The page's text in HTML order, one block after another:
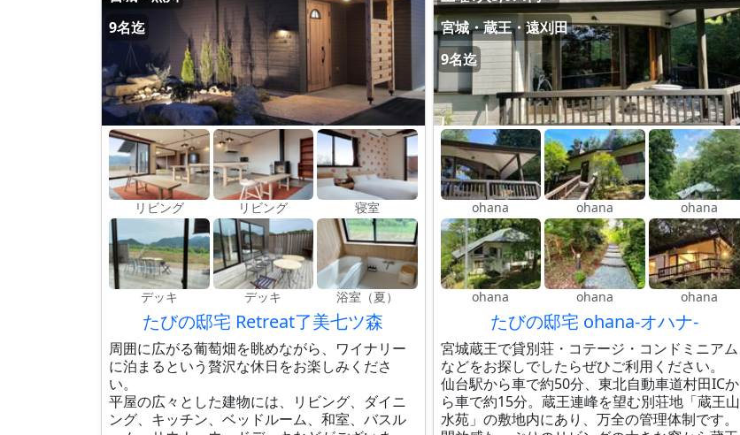
9名迄
リビング リビング 寝室
デッキ デッキ 浴室（夏）
たびの邸宅 Retreat了美七ツ森
周囲に広がる葡萄畑を眺めながら、ワイナリー
に泊まるという贅沢な休日をお楽しみくださ
い。
平屋の広々とした建物には、リビング、ダイニ
ング、キッチン、ベッドルーム、和室、バスル
宮城・蔵王・遠刈田
9名迄
ohana ohana ohana
ohana ohana ohana
たびの邸宅 ohana-オハナ-
宮城蔵王で貸別荘・コテージ・コンドミニアム
などをお探しでしたらぜひご利用ください。
仙台駅から車で約50分、東北自動車道村田ICか
ら車で約15分。蔵王連峰を望む別荘地「蔵王山
水苑」の敷地内にあり、万全の管理体制です。